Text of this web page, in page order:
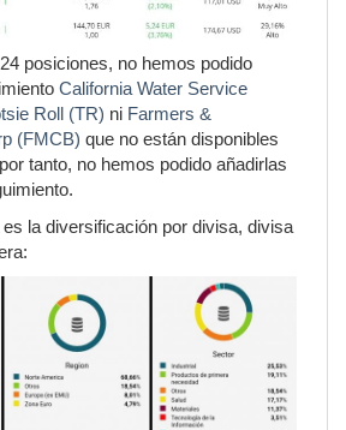
posiciones, no hemos podido
California Water Service
Roll (TR) ni Farmers &
(FMCB) que no están disponibles
tanto, no hemos podido añadirlas
la diversificación por divisa, divisa